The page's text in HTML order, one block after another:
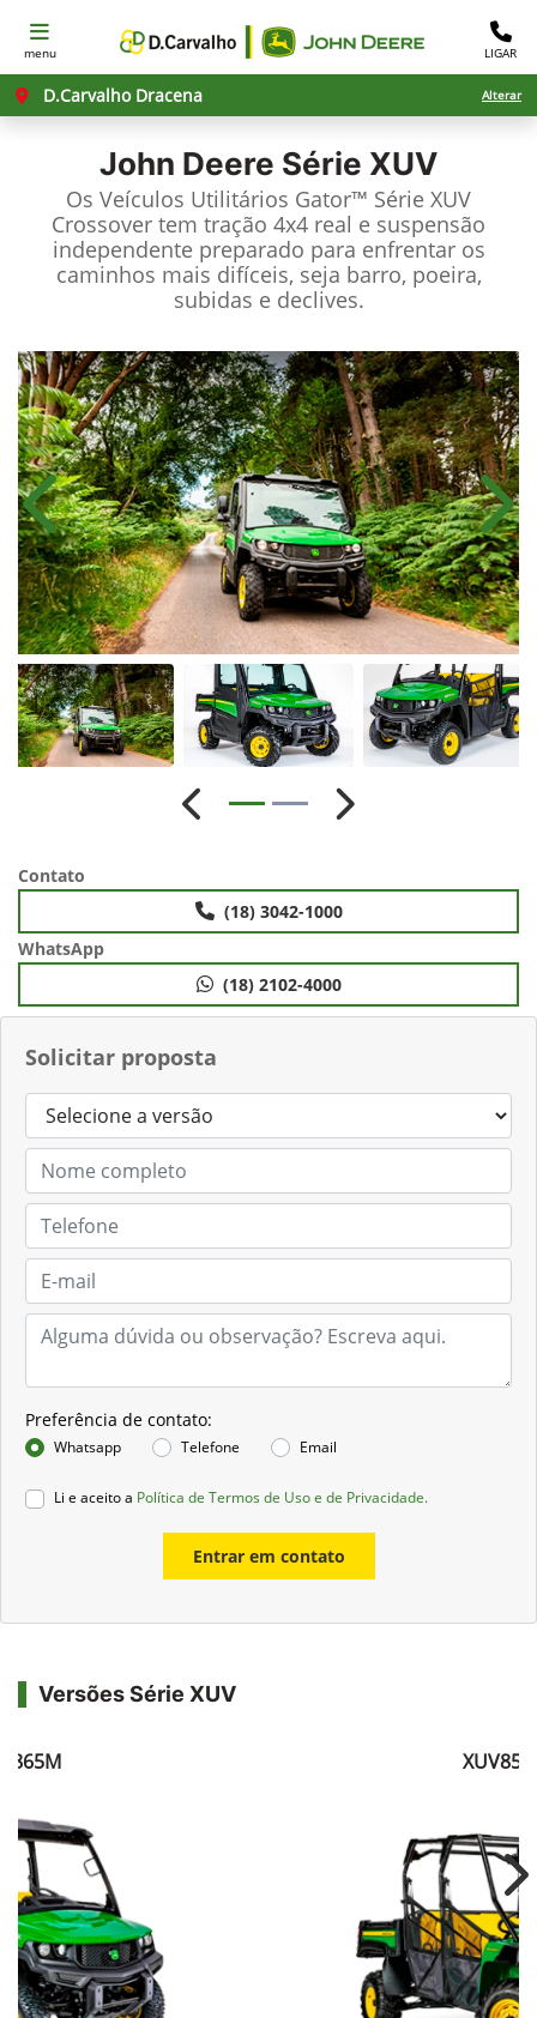
menu LIGAR
D.Carvalho Dracena Alterar
John Deere Série XUV
Os Veículos Utilitários Gator™ Série XUV
Crossover tem tração 4x4 real e suspensão
independente preparado para enfrentar os
caminhos mais difíceis, seja barro, poeira,
subidas e declives.
Solicitar proposta
Preferência de contato:
Whatsapp Telefone Email
Li e aceito a Política de Termos de Uso e de Privacidade.
Entrar em contato
Anterior
Anterior Próximo
Contato
(18) 3042-1000
WhatsApp
(18) 2102-4000
Versões Série XUV